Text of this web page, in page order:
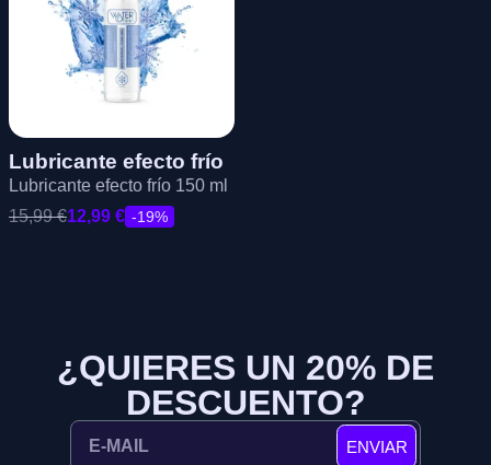
Lubricante efecto frío
Lubricante efecto frío 150 ml
15,99€12,99 € -19%
¿QUIERES UN 20% DE
DESCUENTO?
ENVIAR